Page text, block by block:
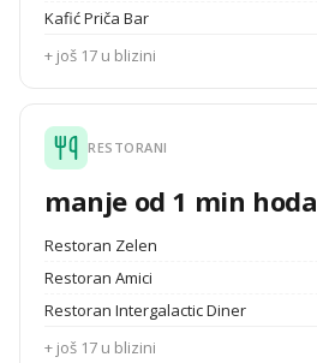
Kafić Priča Bar
+ još 17 u blizini
RESTORANI
manje od 1 min hoda
Restoran Zelen
Restoran Amici
Restoran Intergalactic Diner
+ još 17 u blizini